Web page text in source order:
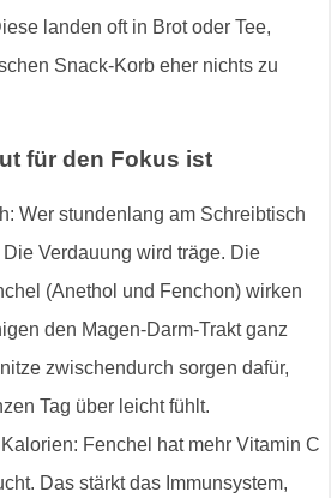
landen oft in Brot oder Tee,
Snack-Korb eher nichts zu
für den Fokus ist
Wer stundenlang am Schreibtisch
Verdauung wird träge. Die
(Anethol und Fenchon) wirken
den Magen-Darm-Trakt ganz
zwischendurch sorgen dafür,
Tag über leicht fühlt.
Fenchel hat mehr Vitamin C
Das stärkt das Immunsystem,